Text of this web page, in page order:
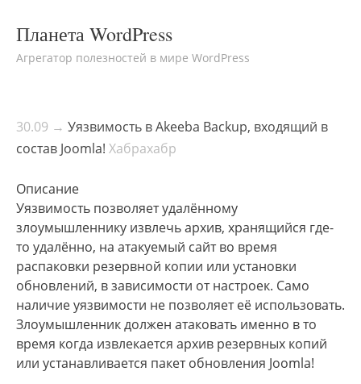
Планета WordPress
Агрегатор полезностей в мире WordPress
30.09 → Уязвимость в Akeeba Backup, входящий в
состав Joomla! Хабрахабр
Описание
Уязвимость позволяет удалённому
злоумышленнику извлечь архив, хранящийся где-
то удалённо, на атакуемый сайт во время
распаковки резервной копии или установки
обновлений, в зависимости от настроек. Само
наличие уязвимости не позволяет её использовать.
Злоумышленник должен атаковать именно в то
время когда извлекается архив резервных копий
или устанавливается пакет обновления Joomla!